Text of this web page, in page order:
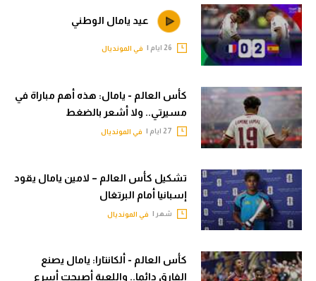
عيد يامال الوطني
في المونديال
كأس العالم - يامال: هذه أهم مباراة في
مسيرتي.. ولا أشعر بالضغط
في المونديال
تشكيل كأس العالم – لامين يامال يقود
إسبانيا أمام البرتغال
شهر | في المونديال
كأس العالم - ألكانتارا: يامال يصنع
الفارق دائما.. واللعبة أصبحت أسرع